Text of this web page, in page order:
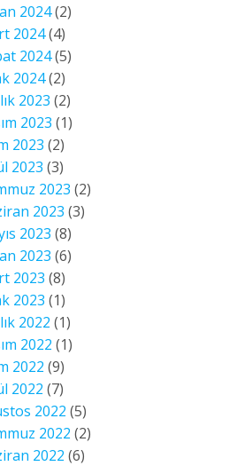
2024(2)
2024(4)
2024(5)
2024(2)
2023 (2)
2023 (1)
2023 (2)
2023 (3)
2023 (2)
2023 (3)
2023 (8)
2023 (6)
2023 (8)
2023 (1)
2022 (1)
2022 (1)
2022 (9)
2022 (7)
2022 (5)
2022 (2)
2022 (6)